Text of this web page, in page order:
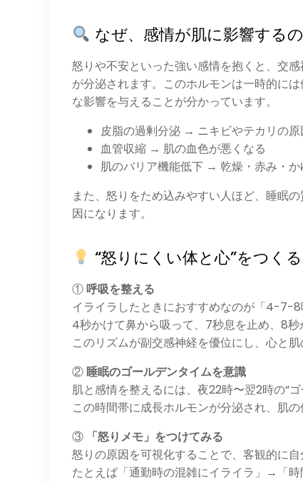
なぜ、感情が肌に影響する
怒りや不安といった強い感情を抱くと、交
が分泌されます。このホルモンは一時的に
な影響を与えることが分かっています。
皮脂の過剰分泌 → ニキビやテカリの原
血管収縮 → 肌の血色が悪くなる
肌のバリア機能低下 → 乾燥・赤み・
また、怒りをため込みやすい人ほど、睡眠
因になります。
“怒りにくい体と心”をつく
①呼吸を整える
イライラしたときにおすすめなのが「4-7-8
4秒かけて鼻から吸って、7秒息を止め、8秒
このリズムが副交感神経を優位にし、心と肌
②睡眠のゴールデンタイムを意識
肌と感情を整えるには、夜22時〜翌2時の“
この時間帯に成長ホルモンが分泌され、肌の
③ 「怒りメモ」をつけてみる
怒りの原因を可視化することで、客観的に
たとえば「通勤時の混雑にイライラ」→「時